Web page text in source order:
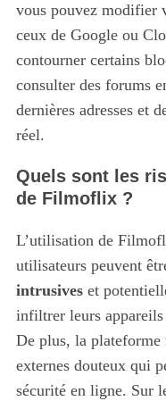
vous pouvez modifier
ceux de Google ou
contourner certains
consulter des forums
dernières adresses et
réel.
Quels sont les
de Filmoflix ?
L’utilisation de
utilisateurs peuvent
intrusiveset
infiltrer leurs
De plus, la plateforme
externes douteux qui
sécurité en ligne. Sur